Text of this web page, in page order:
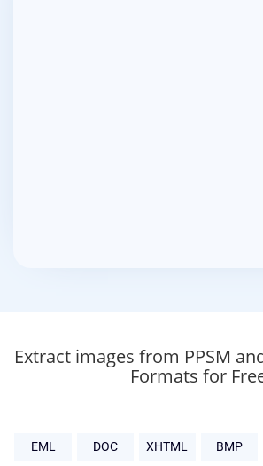
Extract images from PPSM
Formats for
EML DOC XHTML BMP